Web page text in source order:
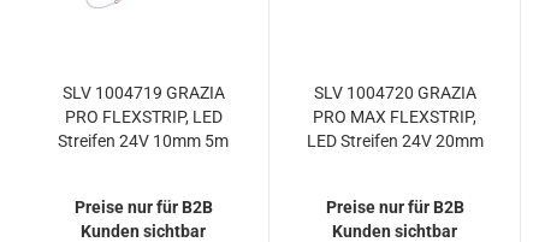
SLV 1004719 GRAZIA
PRO FLEXSTRIP, LED
Streifen 24V 10mm 5m
Preise nur für B2B
Kunden sichtbar
SLV 1004720 GRAZIA
PRO MAX FLEXSTRIP,
LED Streifen 24V 20mm
Preise nur für B2B
Kunden sichtbar